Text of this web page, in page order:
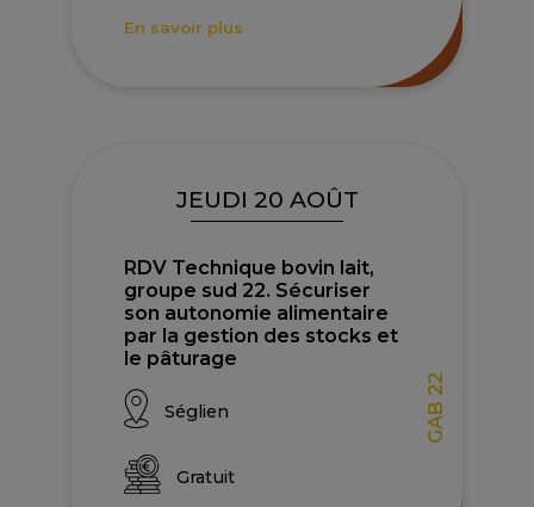
En savoir plus
JEUDI 20 AOÛT
RDV Technique bovin lait,
groupe sud 22. Sécuriser
son autonomie alimentaire
par la gestion des stocks et
le pâturage
Séglien
Gratuit
GAB 22